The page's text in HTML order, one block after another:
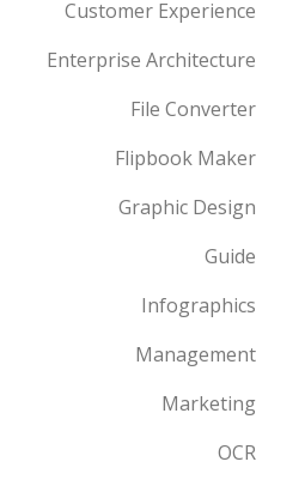
Customer Experience
Enterprise Architecture
File Converter
Flipbook Maker
Graphic Design
Guide
Infographics
Management
Marketing
OCR